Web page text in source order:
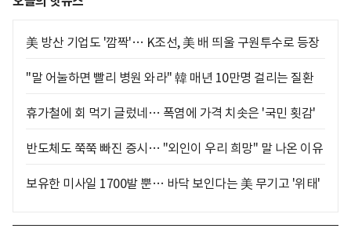
美 방산 기업도 '깜짝'… K조선, 美 배 띄울 구원투수로 등장
"말 어눌하면 빨리 병원 와라" 韓 매년 10만명 걸리는 질환
휴가철에 회 먹기 글렀네… 폭염에 가격 치솟은 '국민 횟감'
반도체도 쭉쭉 빠진 증시… "외인이 우리 희망" 말 나온 이유
보유한 미사일 1700발 뿐… 바닥 보인다는 美 무기고 '위태'